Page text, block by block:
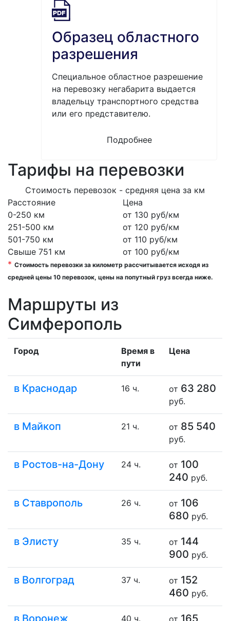
Образец областного
разрешения
Специальное областное разрешение
на перевозку негабарита выдается
владельцу транспортного средства
или его представителю.
Подробнее
Тарифы на перевозки
Стоимость перевозок - средняя цена за км
Расстояние
Цена
0-250 км
от 130 руб/км
251-500 км
от 120 руб/км
501-750 км
от 110 руб/км
Свыше 751 км
от 100 руб/км
* Стоимость перевозки за километр рассчитывается иcходя из
средней цены 10 перевозок, цены на попутный груз всегда ниже.
Маршруты из
Симферополь
Город
Время в
пути
Цена
в Краснодар 16 ч. от 63 280
руб.
в Майкоп 21 ч. от 85 540
руб.
в Ростов-на-Дону 24 ч. от 100
240 руб.
в Ставрополь 26 ч. от 106
680 руб.
в Элисту 35 ч. от 144
900 руб.
в Волгоград 37 ч. от 152
460 руб.
40 ч.